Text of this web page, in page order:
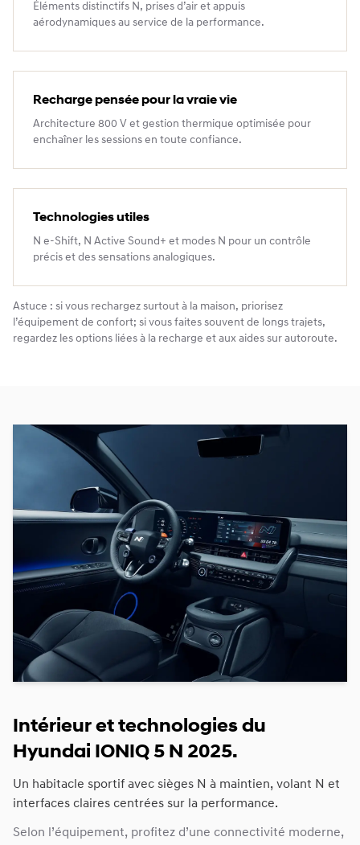
Éléments distinctifs N, prises d’air et appuis
aérodynamiques au service de la performance.
Recharge pensée pour la vraie vie
Architecture 800 V et gestion thermique optimisée pour
enchaîner les sessions en toute confiance.
Technologies utiles
N e‑Shift, N Active Sound+ et modes N pour un contrôle
précis et des sensations analogiques.
Astuce : si vous rechargez surtout à la maison, priorisez
l’équipement de confort; si vous faites souvent de longs trajets,
regardez les options liées à la recharge et aux aides sur autoroute.
Intérieur et technologies du
Hyundai IONIQ 5 N 2025.
Un habitacle sportif avec sièges N à maintien, volant N et
interfaces claires centrées sur la performance.
Selon l’équipement, profitez d’une connectivité moderne,